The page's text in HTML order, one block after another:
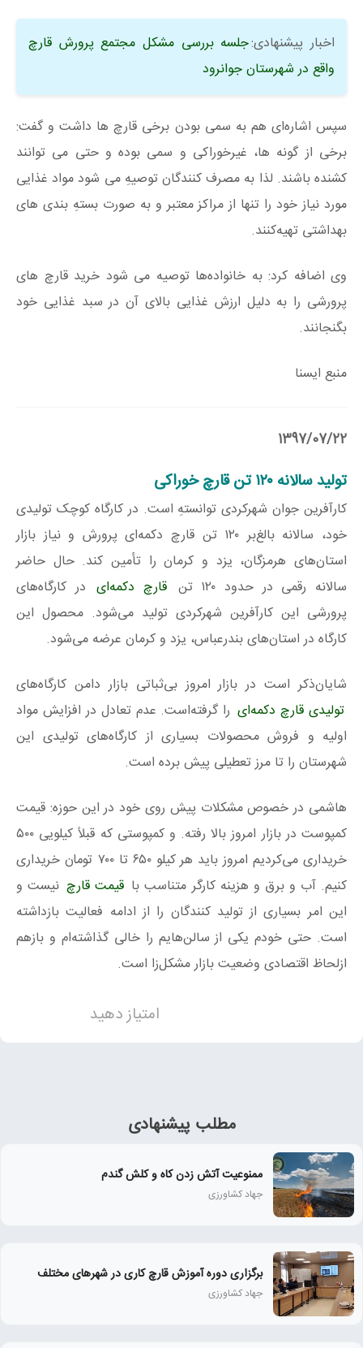
اخبار پیشنهادی:جلسه بررسی مشکل مجتمع پرورش قارچ
واقع در شهرستان جوانرود
سپس اشاره‌ای هم به سمی بودن برخی قارچ ها داشت و گفت:
برخی از گونه ها، غیرخوراکی و سمی بوده و حتی می توانند
کشنده باشند. لذا به مصرف کنندگان توصیهِ می شود مواد غذایی
مورد نیاز خود را تنها از مراکز معتبر و به صورت بستهِ بندی های
بهداشتی تهیه‌کنند.
وی اضافه کرد: به خانواده‌ها توصیه می شود خرید قارچ های
پرورشی را به دلیل ارزش غذایی بالای آن در سبد غذایی خود
بگنجانند.
منبع ایسنا
1397/07/22
تولید سالانه ۱۲۰ تن قارچ خوراکی
کارآفرین جوان شهرکردی توانستهِ است. در کارگاه کوچک تولیدی
خود، سالانه بالغ‌بر ۱۲۰ تن قارچ دکمه‌ای پرورش و نیاز بازار
استان‌های هرمزگان، یزد و کرمان را تأمین کند. حال حاضر
سالانه رقمی در حدود ۱۲۰ تن
قارچ دکمه‌ای در کارگاه‌های
پرورشی این کارآفرین شهرکردی تولید می‌شود. محصول این
کارگاه در استان‌های بندرعباس، یزد و کرمان عرضه می‌شود.
شایان‌ذکر است در بازار امروز بی‌ثباتی بازار دامن کارگاه‌های
تولیدی قارچ دکمه‌ای را گرفته‌است. عدم تعادل در افزایش مواد
اولیه و فروش محصولات بسیاری از کارگاه‌های تولیدی این
شهرستان را تا مرز تعطیلی پیش برده است.
هاشمی در خصوص مشکلات پیش روی خود در این حوزه: قیمت
کمپوست در بازار امروز بالا رفته. و کمپوستی که قبلاً کیلویی ۵۰۰
خریداری می‌کردیم امروز باید هر کیلو ۶۵۰ تا ۷۰۰ تومان خریداری
کنیم. آب و برق و هزینه کارگر متناسب با قیمت قارچ نیست و
این امر بسیاری از تولید کنندگان را از ادامه فعالیت بازداشته
است. حتی خودم یکی از سالن‌هایم را خالی گذاشته‌ام و بازهم
ازلحاظ اقتصادی وضعیت بازار مشکل‌زا است.
امتیاز دهید
مطلب پیشنهادی
ممنوعیت آتش زدن کاه و کلش گندم
جهاد کشاورزی
برگزاری دوره آموزش قارچ کاری در شهرهای مختلف
جهاد کشاورزی